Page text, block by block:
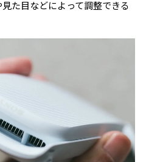
た目などによって調整できる